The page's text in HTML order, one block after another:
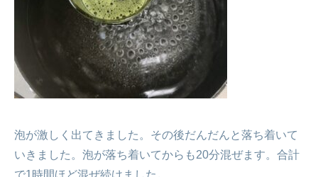
泡が激しく出てきました。その後だんだんと落ち着いて
いきました。泡が落ち着いてからも20分混ぜます。合計